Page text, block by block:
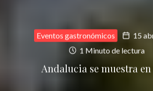
Eventos gastronómicos
15
1 Minuto de lectura
Andalucia se muestra